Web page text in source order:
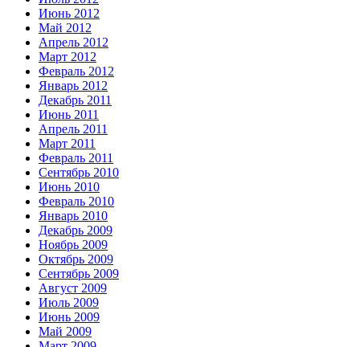
Июнь 2012
Май 2012
Апрель 2012
Март 2012
Февраль 2012
Январь 2012
Декабрь 2011
Июнь 2011
Апрель 2011
Март 2011
Февраль 2011
Сентябрь 2010
Июнь 2010
Февраль 2010
Январь 2010
Декабрь 2009
Ноябрь 2009
Октябрь 2009
Сентябрь 2009
Август 2009
Июль 2009
Июнь 2009
Май 2009